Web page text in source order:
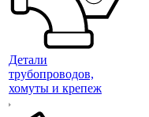
Детали
трубопроводов,
хомуты и крепеж